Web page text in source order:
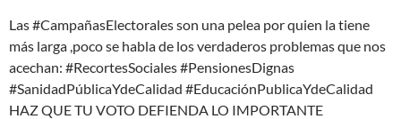
Las #CampañasElectorales son una pelea por quien la tiene
más larga ,poco se habla de los verdaderos problemas que nos
acechan: #RecortesSociales #PensionesDignas
#SanidadPúblicaYdeCalidad #EducaciónPublicaYdeCalidad
HAZ QUE TU VOTO DEFIENDA LO IMPORTANTE